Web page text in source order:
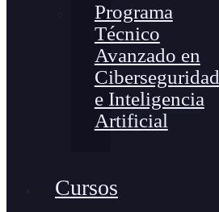
Programa
Técnico
Avanzado en
Ciberseguridad
e Inteligencia
Artificial
Cursos